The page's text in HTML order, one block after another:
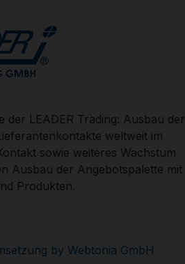
der LEADER Trading: Ausbau der
weltweit im
sowie weiteres Wachstum
Ausbau der Angebotspalette mit
Produkten.
by Webtonia GmbH